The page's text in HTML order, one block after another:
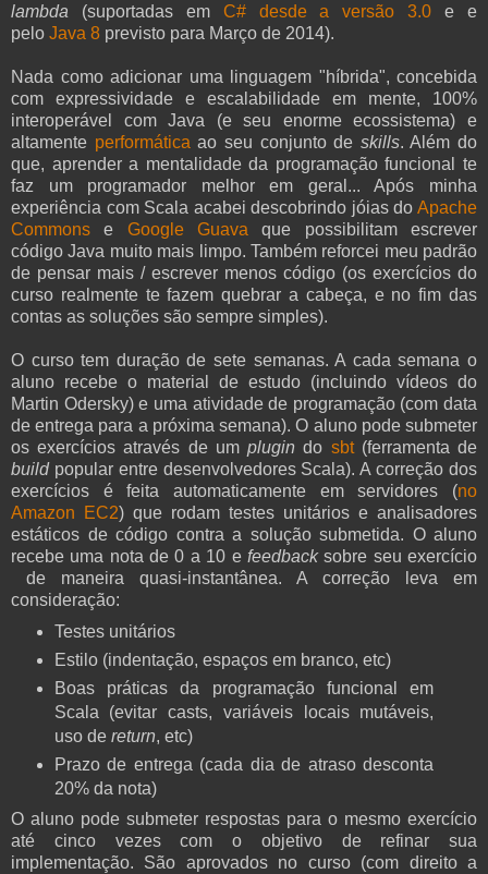
lambda (suportadas em C# desde a versão 3.0 e e
pelo Java 8 previsto para Março de 2014).
Nada como adicionar uma linguagem "híbrida", concebida
com expressividade e escalabilidade em mente, 100%
interoperável com Java (e seu enorme ecossistema) e
altamente performática ao seu conjunto de skills. Além do
que, aprender a mentalidade da programação funcional te
faz um programador melhor em geral... Após minha
experiência com Scala acabei descobrindo jóias do Apache
Commons e Google Guava que possibilitam escrever
código Java muito mais limpo. Também reforcei meu padrão
de pensar mais / escrever menos código (os exercícios do
curso realmente te fazem quebrar a cabeça, e no fim das
contas as soluções são sempre simples).
O curso tem duração de sete semanas. A cada semana o
aluno recebe o material de estudo (incluindo vídeos do
Martin Odersky) e uma atividade de programação (com data
de entrega para a próxima semana). O aluno pode submeter
os exercícios através de umplugindo sbt(ferramenta de
buildpopular entre desenvolvedores Scala). A correção dos
exercícios é feita automaticamente em servidores (no
Amazon EC2) que rodam testes unitários e analisadores
estáticos de código contra a solução submetida. O aluno
recebe uma nota de 0 a 10 e feedbacksobre seu exercício
de maneira quasi-instantânea. A correção leva em
consideração:
Testes unitários
Estilo (indentação, espaços em branco, etc)
Boas práticas da programação funcional em
Scala (evitar casts, variáveis locais mutáveis,
uso de return, etc)
Prazo de entrega (cada dia de atraso desconta
20% da nota)
O aluno pode submeter respostas para o mesmo exercício
até cinco vezes com o objetivo de refinar sua
implementação. São aprovados no curso (com direito a